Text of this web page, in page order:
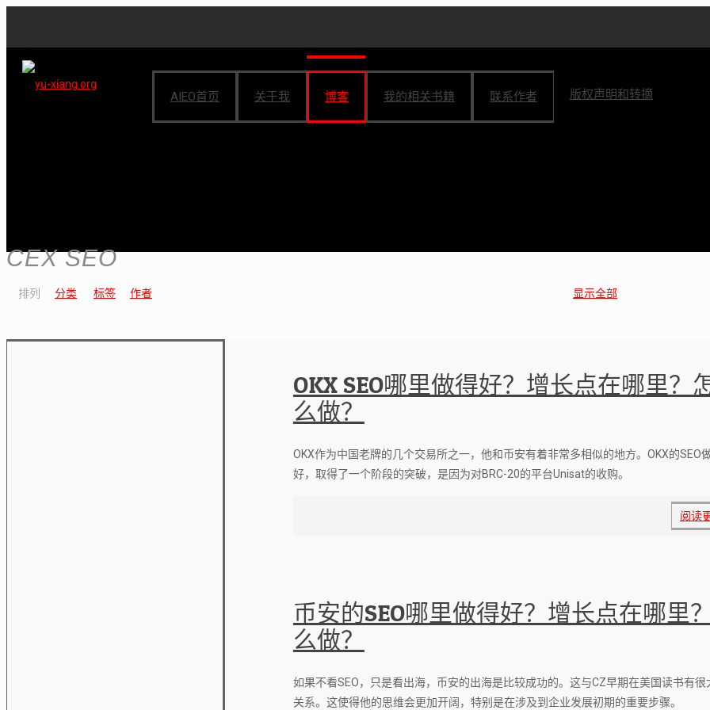
AIEO首页 关于我 博客 我的相关书籍 联系作者 版权声明和转摘
CEX SEO
排列
分类 标签 作者 显示全部
OKX SEO哪里做得好？增长点在哪里？
么做？
OKX作为中国老牌的几个交易所之一，他和币安有着非常多相似的地方。OKX的SEO
好，取得了一个阶段的突破，是因为对BRC-20的平台Unisat的收购。
阅读
币安的SEO哪里做得好？增长点在哪里
么做？
如果不看SEO，只是看出海，币安的出海是比较成功的。这与CZ早期在美国读书有很
关系。这使得他的思维会更加开阔，特别是在涉及到企业发展初期的重要步骤。